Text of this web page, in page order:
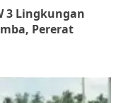
3 Lingkungan
Pererat